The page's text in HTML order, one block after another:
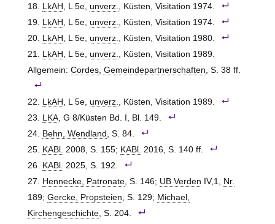
LkAH , L 5e, unverz., Küsten, Visitation 1974.
LkAH , L 5e, unverz., Küsten, Visitation 1974.
LkAH , L 5e, unverz., Küsten, Visitation 1980.
LkAH , L 5e, unverz., Küsten, Visitation 1989.
Allgemein: Cordes, Gemeindepartnerschaften, S. 38 ff.
LkAH , L 5e, unverz., Küsten, Visitation 1989.
LKA, G 8/Küsten Bd. I, Bl. 149.
Behn, Wendland , S. 84.
KABl. 2008, S. 155; KABl. 2016, S. 140 ff.
KABl. 2025, S. 192.
Hennecke, Patronate, S. 146; UB Verden IV,1, Nr.
189; Gercke, Propsteien, S. 129; Michael,
Kirchengeschichte, S. 204.